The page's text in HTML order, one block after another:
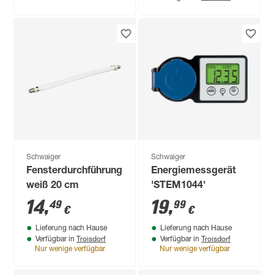
Schwaiger
Fensterdurchführung
weiß 20 cm
14,49 €
Lieferung nach Hause
Verfügbar in Troisdorf
Nur wenige verfügbar
Schwaiger
Energiemessgerät
'STEM1044'
19,99 €
Lieferung nach Hause
Verfügbar in Troisdorf
Nur wenige verfügbar